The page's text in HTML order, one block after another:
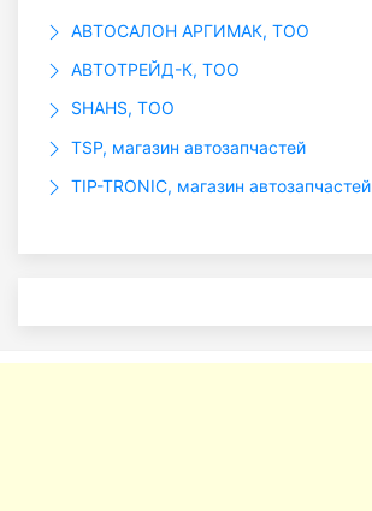
АВТОСАЛОН АРГИМАК, ТОО
АВТОТРЕЙД-К, ТОО
SHAHS, ТОО
TSP, магазин автозапчастей
TIP-TRONIC, магазин автозапчастей